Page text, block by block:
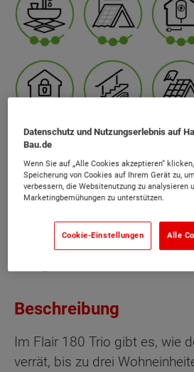
Beschreibung
Im Flair 180 Trio gibt es, wie
verrät, bis zu drei
Datenschutz und Nutzungserlebnis auf
Bau.de
Wenn Sie auf „Alle Cookies akzeptieren“
Speicherung von Cookies auf Ihrem Gerät zu,
verbessern, die Websitenutzung zu analysieren
Marketingbemühungen zu unterstützen.
Cookie-Einstellungen Alle